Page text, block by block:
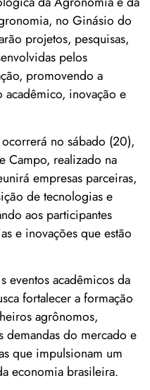
no Ginásio do
projetos, pesquisas,
pelos
promovendo a
acadêmico, inovação e
no sábado (20),
Campo, realizado na
empresas parceiras,
de tecnologias e
aos participantes
e inovações que estão
eventos acadêmicos da
fortalecer a formação
agrônomos,
demandas do mercado e
que impulsionam um
economia brasileira.